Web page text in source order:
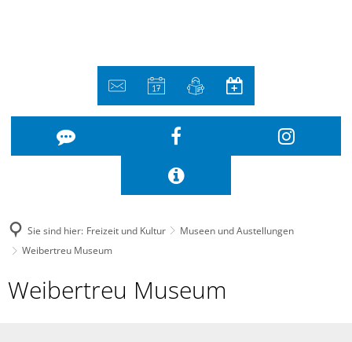
Sie sind hier: Freizeit und Kultur
Museen und Austellungen
Weibertreu Museum
Weibertreu
Weibertreu Museum